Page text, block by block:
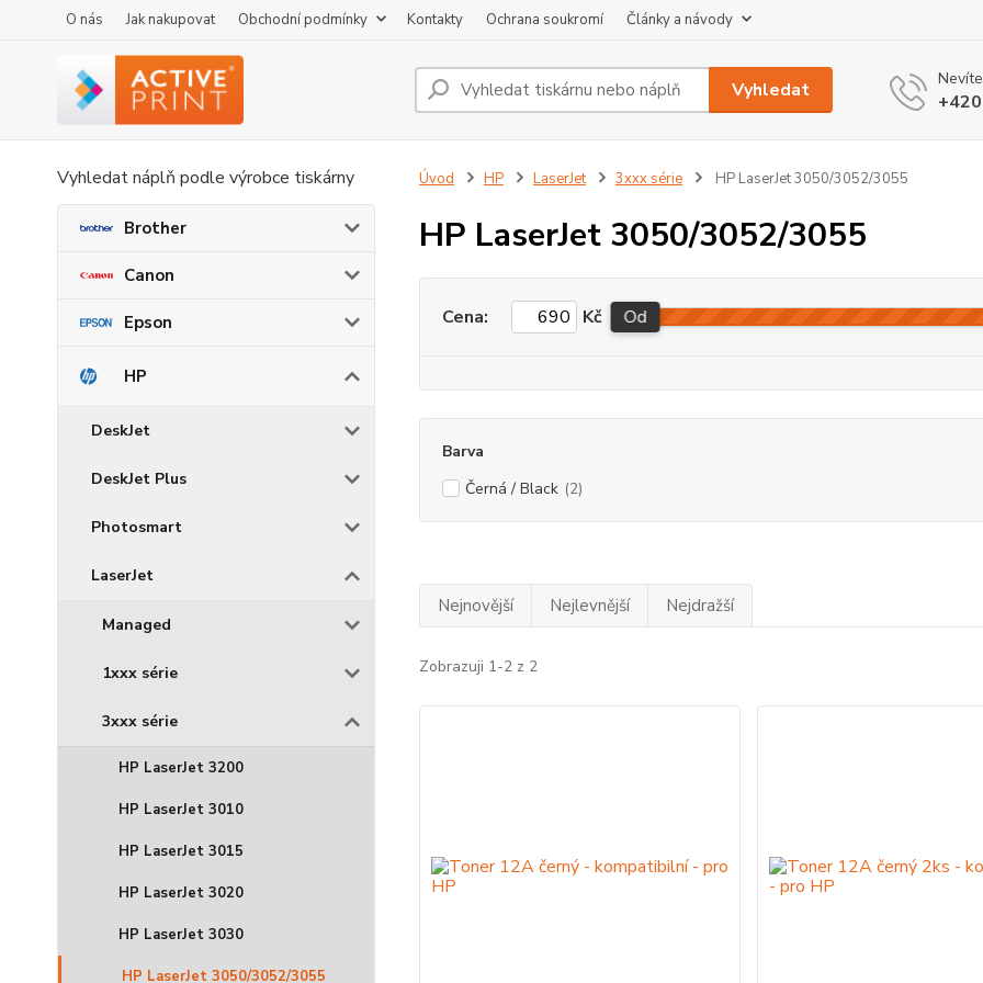
O nás Jak nakupovat Obchodní podmínky Kontakty Ochrana soukromí Články a návody
Vyhledat
Vyhledat náplň podle výrobce tiskárny
Brother
Canon
Epson
HP
DeskJet
DeskJet Plus
Photosmart
LaserJet
Managed
1xxx série
3xxx série
HP LaserJet 3200
HP LaserJet 3010
HP LaserJet 3015
HP LaserJet 3020
HP LaserJet 3030
HP LaserJet 3050/3052/3055
Úvod HP LaserJet 3xxx série HP LaserJet 3050/3052/3055
HP LaserJet 3050/3052/3055
Cena: Kč Od
Barva
Černá / Black (2)
Nejnovější Nejlevnější Nejdražší
Zobrazuji 1-2 z 2